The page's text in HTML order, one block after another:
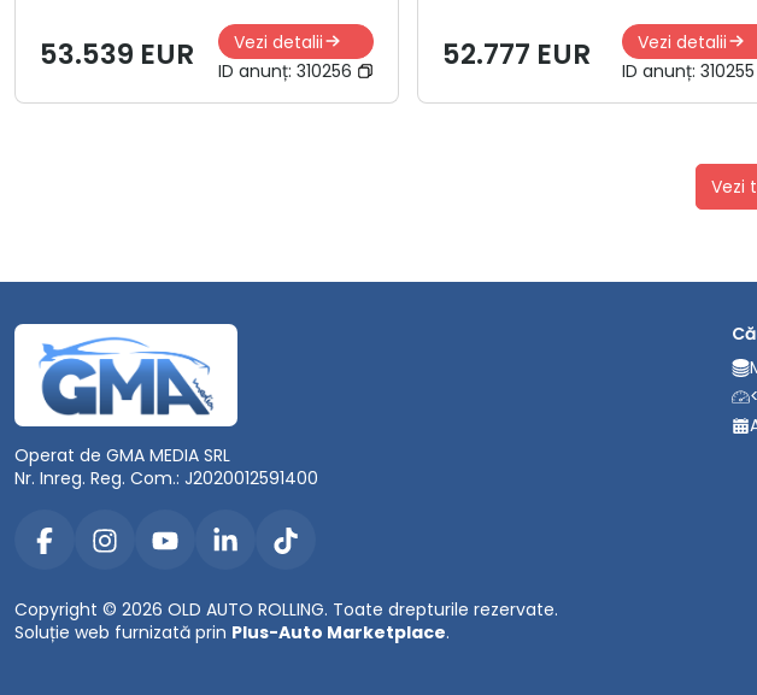
53.539 EUR
Vezi detalii
ID anunț: 310256 52.777 EUR
Vezi detalii
ID anunț: 310255
Vezi
Operat de GMA MEDIA SRL
Nr. Inreg. Reg. Com.: J2020012591400
Copyright © 2026 OLD AUTO ROLLING. Toate drepturile rezervate.
Soluție web furnizată prin Plus-Auto Marketplace.